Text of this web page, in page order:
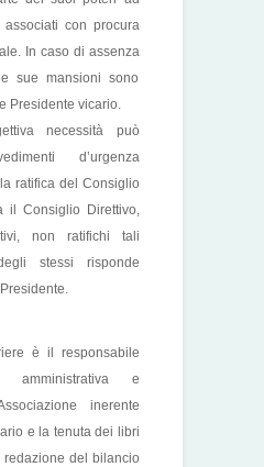
con procura
In caso di assenza
sue mansioni sono
Presidente vicario.
necessità può
d’urgenza
ratifica del Consiglio
il Consiglio Direttivo,
non ratifichi tali
stessi risponde
è il responsabile
amministrativa e
inerente
e la tenuta dei libri
del bilancio